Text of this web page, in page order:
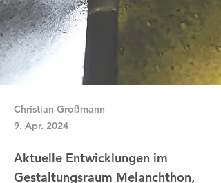
Christian Großmann
9. Apr. 2024
Aktuelle Entwicklungen im
Gestaltungsraum Melanchthon,